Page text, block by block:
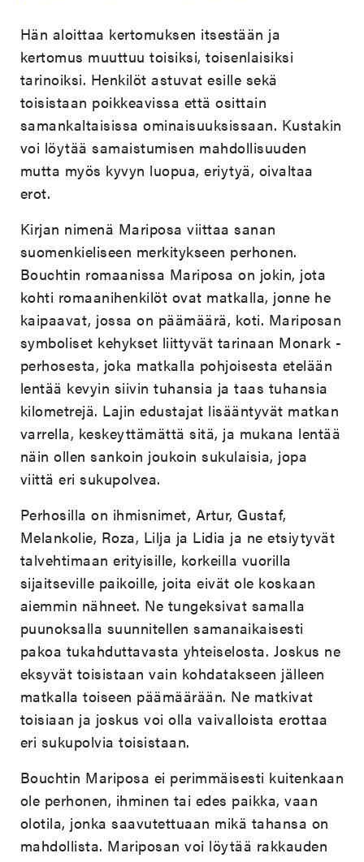
Hän aloittaa kertomuksen itsestään ja
kertomus muuttuu toisiksi, toisenlaisiksi
tarinoiksi. Henkilöt astuvat esille sekä
toisistaan poikkeavissa että osittain
samankaltaisissa ominaisuuksissaan. Kustakin
voi löytää samaistumisen mahdollisuuden
mutta myös kyvyn luopua, eriytyä, oivaltaa
erot.
Kirjan nimenä Mariposa viittaa sanan
suomenkieliseen merkitykseen perhonen.
Bouchtin romaanissa Mariposa on jokin, jota
kohti romaanihenkilöt ovat matkalla, jonne he
kaipaavat, jossa on päämäärä, koti. Mariposan
symboliset kehykset liittyvät tarinaan Monark -
perhosesta, joka matkalla pohjoisesta etelään
lentää kevyin siivin tuhansia ja taas tuhansia
kilometrejä. Lajin edustajat lisääntyvät matkan
varrella, keskeyttämättä sitä, ja mukana lentää
näin ollen sankoin joukoin sukulaisia, jopa
viittä eri sukupolvea.
Perhosilla on ihmisnimet, Artur, Gustaf,
Melankolie, Roza, Lilja ja Lidia ja ne etsiytyvät
talvehtimaan erityisille, korkeilla vuorilla
sijaitseville paikoille, joita eivät ole koskaan
aiemmin nähneet. Ne tungeksivat samalla
puunoksalla suunnitellen samanaikaisesti
pakoa tukahduttavasta yhteiselosta. Joskus ne
eksyvät toisistaan vain kohdatakseen jälleen
matkalla toiseen päämäärään. Ne matkivat
toisiaan ja joskus voi olla vaivalloista erottaa
eri sukupolvia toisistaan.
Bouchtin Mariposa ei perimmäisesti kuitenkaan
ole perhonen, ihminen tai edes paikka, vaan
olotila, jonka saavutettuaan mikä tahansa on
mahdollista. Mariposan voi löytää rakkauden